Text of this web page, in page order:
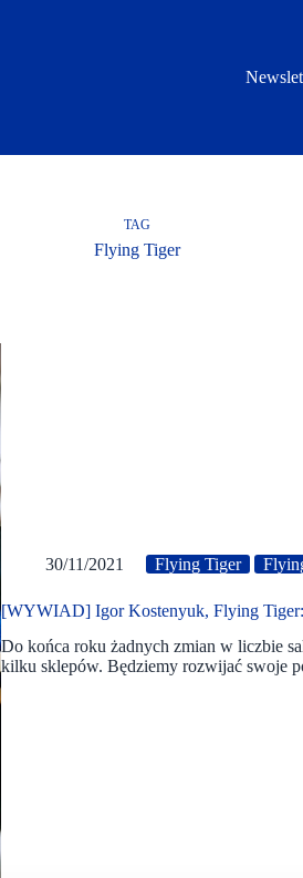
TAG
Flying Tiger
30/11/2021 Flying Tiger
[WYWIAD] Igor Kostenyuk, Flying Tiger:
Do końca roku żadnych zmian w liczbie
kilku sklepów. Będziemy rozwijać swoje